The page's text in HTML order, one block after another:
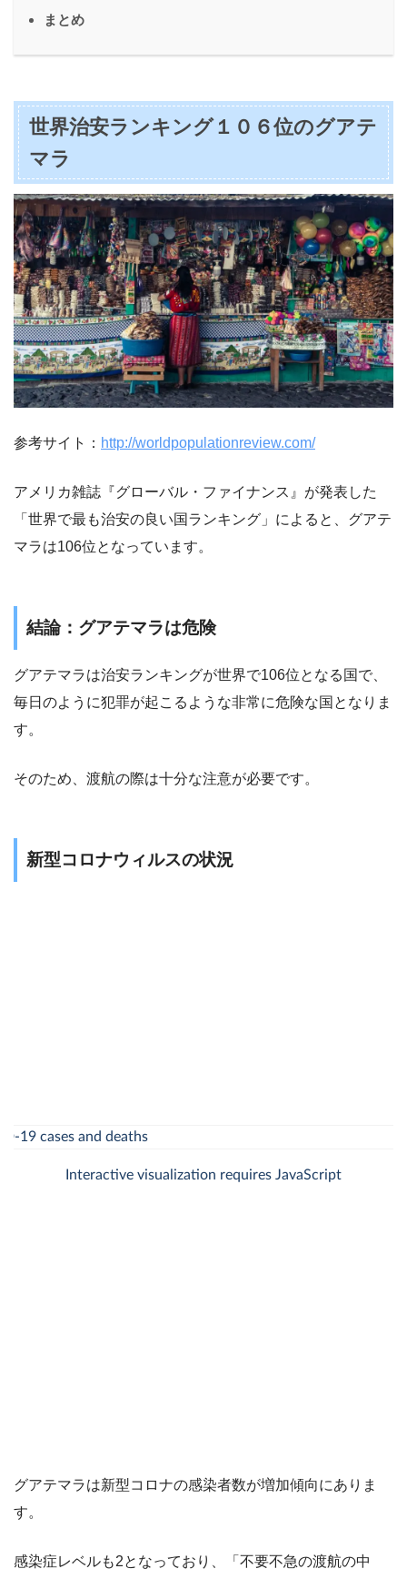
まとめ
世界治安ランキング１０６位のグアテ
マラ
参考サイト： http://worldpopulationreview.com/
アメリカ雑誌『グローバル・ファイナンス』が発表した
「世界で最も治安の良い国ランキング」によると、グアテ
マラは106位となっています。
結論：グアテマラは危険
グアテマラは治安ランキングが世界で106位となる国で、
毎日のように犯罪が起こるような非常に危険な国となりま
す。
そのため、渡航の際は十分な注意が必要です。
新型コロナウィルスの状況
グアテマラは新型コロナの感染者数が増加傾向にありま
す。
感染症レベルも2となっており、「不要不急の渡航の中